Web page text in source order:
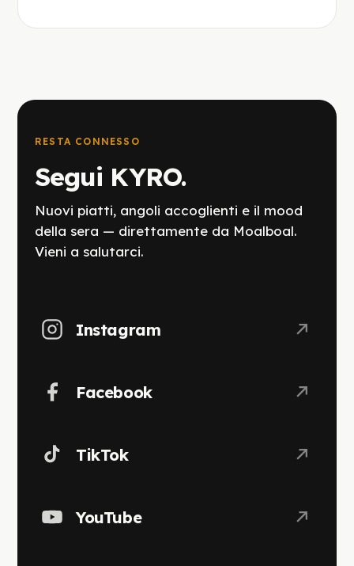
RESTA CONNESSO
Segui KYRO.
Nuovi piatti, angoli accoglienti e il mood
della sera — direttamente da Moalboal.
Vieni a salutarci.
Instagram
Facebook
TikTok
YouTube